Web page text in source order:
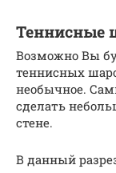
Теннисные
Возможно Вы
теннисных
необычное.
сделать
стене.
В данный